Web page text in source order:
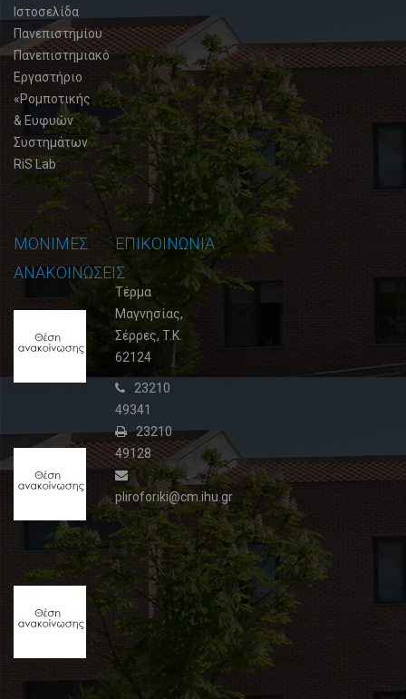
Ιστοσελίδα
Πανεπιστημίου
Πανεπιστημιακό
Εργαστήριο
«Ρομποτικής
& Ευφυών
Συστημάτων
RiS Lab
ΜΟΝΙΜΕΣ
ΑΝΑΚΟΙΝΩΣΕΙΣ
ανακοίνωσης
02
Φεβρουαρίου,
2015
Θέση
ανακοίνωσης
2
09
Ιουλίου,
2015
Θέση
ανακοίνωσης
28
Ιουλίου,
ΕΠΙΚΟΙΝΩΝΙΑ
Τέρμα
Μαγνησίας,
Σέρρες, T.K.
62124
23210
49341
23210
49128
pliroforiki@cm.ihu.gr